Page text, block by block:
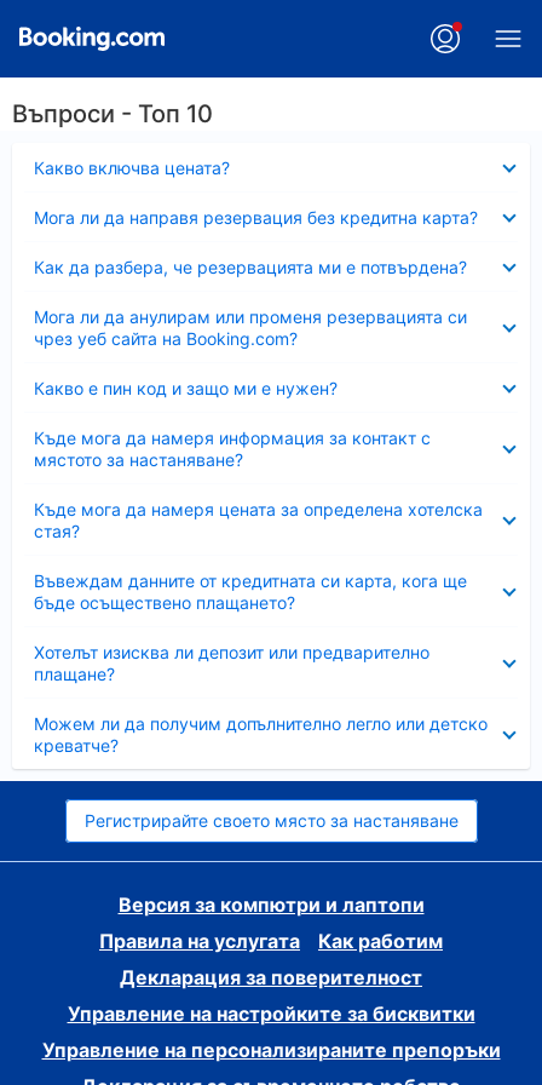
Въпроси - Топ 10
Какво включва цената?
Мога ли да направя резервация без кредитна карта?
Как да разбера, че резервацията ми е потвърдена?
Мога ли да анулирам или променя резервацията си
чрез уеб сайта на Booking.com?
Какво е пин код и защо ми е нужен?
Къде мога да намеря информация за контакт с
мястото за настаняване?
Къде мога да намеря цената за определена хотелска
стая?
Въвеждам данните от кредитната си карта, кога ще
бъде осъществено плащането?
Хотелът изисква ли депозит или предварително
плащане?
Можем ли да получим допълнително легло или детско
креватче?
Регистрирайте своето място за настаняване
Версия за компютри и лаптопи
Правила на услугата
Как работим
Декларация за поверителност
Управление на настройките за бисквитки
Управление на персонализираните препоръки